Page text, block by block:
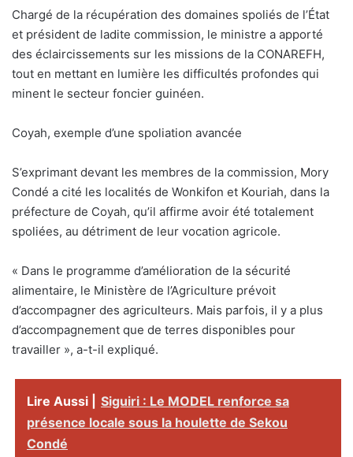
Chargé de la récupération des domaines spoliés de l’État
et président de ladite commission, le ministre a apporté
des éclaircissements sur les missions de la CONAREFH,
tout en mettant en lumière les difficultés profondes qui
minent le secteur foncier guinéen.
Coyah, exemple d’une spoliation avancée
S’exprimant devant les membres de la commission, Mory
Condé a cité les localités de Wonkifon et Kouriah, dans la
préfecture de Coyah, qu’il affirme avoir été totalement
spoliées, au détriment de leur vocation agricole.
« Dans le programme d’amélioration de la sécurité
alimentaire, le Ministère de l’Agriculture prévoit
d’accompagner des agriculteurs. Mais parfois, il y a plus
d’accompagnement que de terres disponibles pour
travailler », a-t-il expliqué.
Lire Aussi |
Siguiri : Le MODEL renforce sa
présence locale sous la houlette de Sekou
Condé